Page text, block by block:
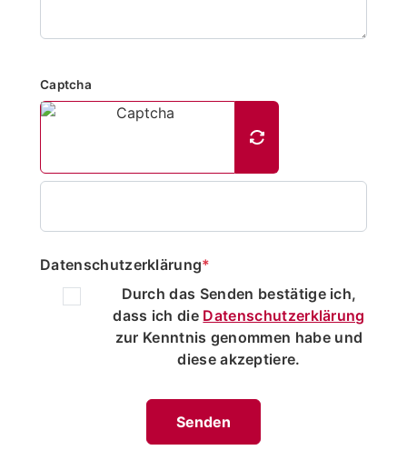
Captcha
Datenschutzerklärung*
Durch das Senden bestätige ich,
dass ich die Datenschutzerklärung
zur Kenntnis genommen habe und
diese akzeptiere.
Senden